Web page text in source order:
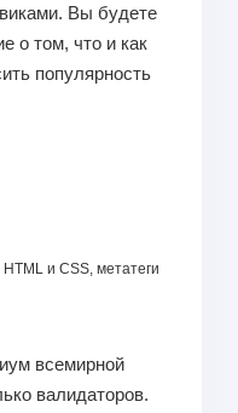
Вы будете
о том, что и как
популярность
и CSS, метатеги
всемирной
валидаторов.